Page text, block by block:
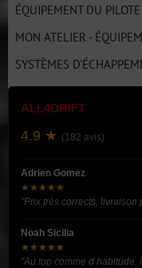
ÉQUIPEMENT DU PILOTE
MON ATELIER -
SYSTÈMES
ALL4DRIFT
4.9 ★ (182 avis)
Adrien Gomez
★★★★★
"Prix très corrects, livraison
Noah Sicilia
★★★★★
"Au top comme d